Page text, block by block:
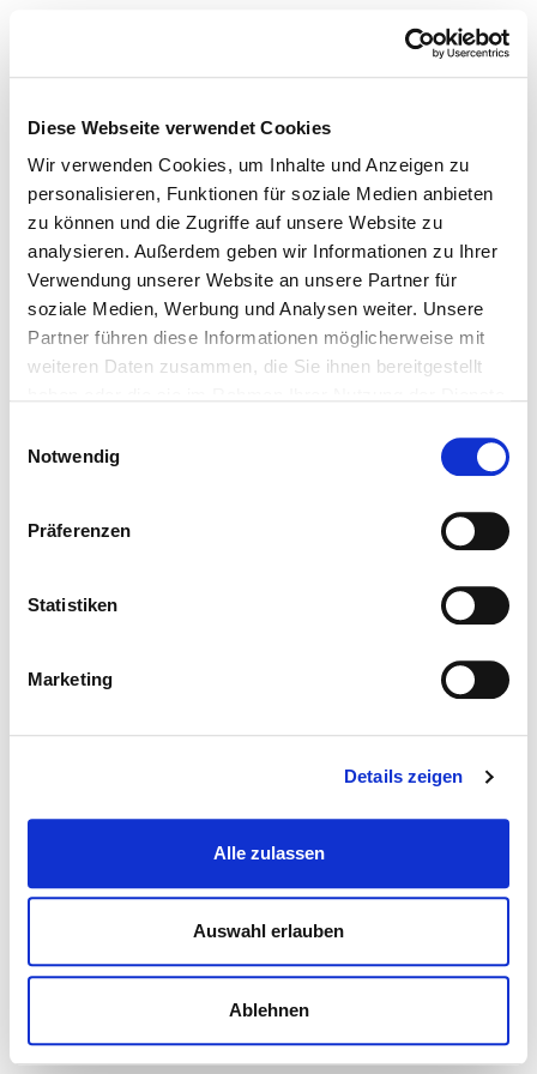
Diese Webseite verwendet Cookies
Wir verwenden Cookies, um Inhalte und Anzeigen zu
personalisieren, Funktionen für soziale Medien anbieten
zu können und die Zugriffe auf unsere Website zu
analysieren. Außerdem geben wir Informationen zu Ihrer
Verwendung unserer Website an unsere Partner für
soziale Medien, Werbung und Analysen weiter. Unsere
Partner führen diese Informationen möglicherweise mit
weiteren Daten zusammen, die Sie ihnen bereitgestellt
Notwendig
Präferenzen
Statistiken
Marketing
Details zeigen
Alle zulassen
Auswahl erlauben
Ablehnen